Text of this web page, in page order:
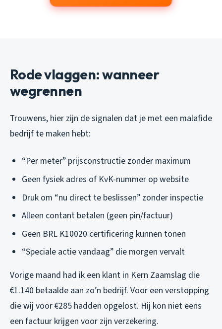
Rode vlaggen: wanneer
wegrennen
Trouwens, hier zijn de signalen dat je met een malafide
bedrijf te maken hebt:
“Per meter” prijsconstructie zonder maximum
Geen fysiek adres of KvK-nummer op website
Druk om “nu direct te beslissen” zonder inspectie
Alleen contant betalen (geen pin/factuur)
Geen BRL K10020 certificering kunnen tonen
“Speciale actie vandaag” die morgen vervalt
Vorige maand had ik een klant in Kern Zaamslag die
€1.140 betaalde aan zo’n bedrijf. Voor een verstopping
die wij voor €285 hadden opgelost. Hij kon niet eens
een factuur krijgen voor zijn verzekering.